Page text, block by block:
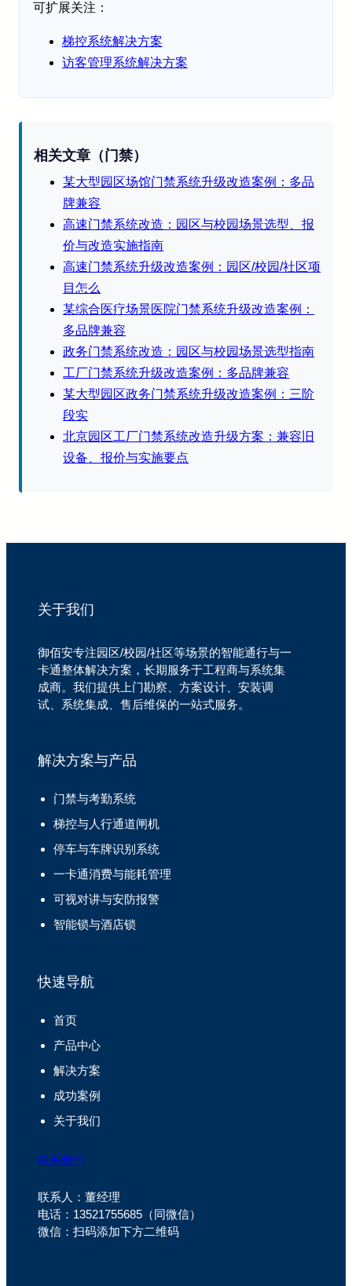
可扩展关注：
梯控系统解决方案
访客管理系统解决方案
相关文章（门禁）
某大型园区场馆门禁系统升级改造案例：多品
牌兼容
高速门禁系统改造：园区与校园场景选型、报
价与改造实施指南
高速门禁系统升级改造案例：园区/校园/社区项
目怎么
某综合医疗场景医院门禁系统升级改造案例：
多品牌兼容
政务门禁系统改造：园区与校园场景选型指南
工厂门禁系统升级改造案例：多品牌兼容
某大型园区政务门禁系统升级改造案例：三阶
段实
北京园区工厂门禁系统改造升级方案：兼容旧
设备、报价与实施要点
关于我们
御佰安专注园区/校园/社区等场景的智能通行与一
卡通整体解决方案，长期服务于工程商与系统集
成商。我们提供上门勘察、方案设计、安装调
试、系统集成、售后维保的一站式服务。
解决方案与产品
门禁与考勤系统
梯控与人行通道闸机
停车与车牌识别系统
一卡通消费与能耗管理
可视对讲与安防报警
智能锁与酒店锁
快速导航
首页
产品中心
解决方案
成功案例
关于我们
联系我们
联系人：董经理
电话：13521755685（同微信）
微信：扫码添加下方二维码